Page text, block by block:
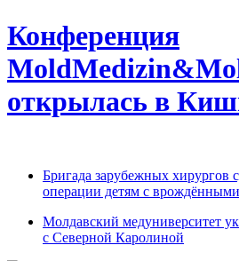
Конференция
открылась в
Бригада зарубежных хирургов
операции детям с
Молдавский медуниверситет
с Северной Каролиной